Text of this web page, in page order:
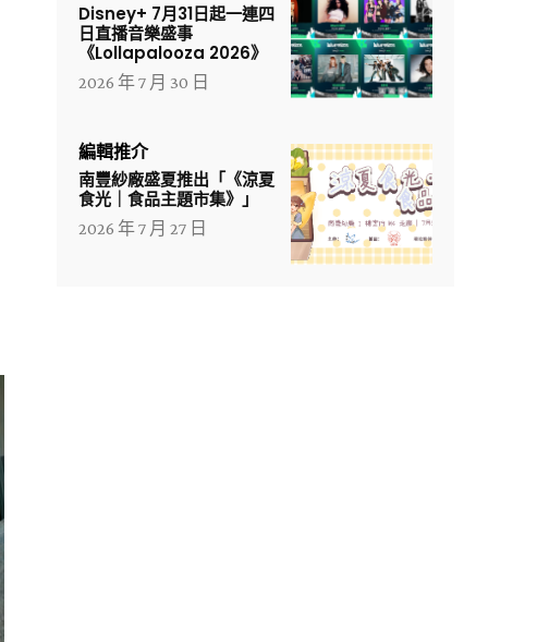
Disney+ 7月31日起一連四
日直播音樂盛事
《Lollapalooza 2026》
2026 年 7 月 30 日
編輯推介
南豐紗廠盛夏推出「《涼夏
食光｜食品主題市集》」
2026 年 7 月 27 日